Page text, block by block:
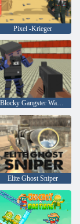
Pixel -Krieger
Blocky Gangster Warfare
Elite Ghost Sniper